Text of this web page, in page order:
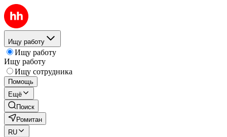
Ищу работу
Ищу работу
Ищу работу
Ищу сотрудника
Помощь
Ещё
Поиск
Ромитан
RU